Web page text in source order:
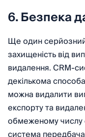
6. Безпека
Ще один
захищеність від
видалення. CRM-
декількома
можна видалити
експорту та
обмеженому числу